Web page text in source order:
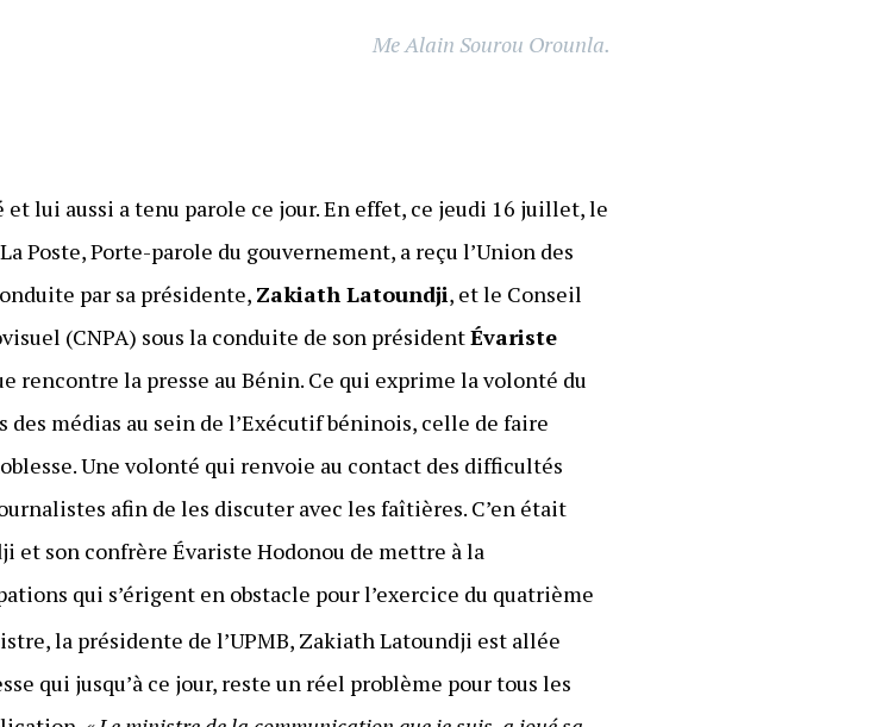
Me Alain Sourou Orounla.
et lui aussi a tenu parole ce jour. En effet, ce jeudi 16 juillet, le
Poste, Porte-parole du gouvernement, a reçu l’Union des
par sa présidente, Zakiath Latoundji, et le Conseil
(CNPA) sous la conduite de son présidentÉvariste
rencontre la presse au Bénin. Ce qui exprime la volonté du
médias au sein de l’Exécutif béninois, celle de faire
Une volonté qui renvoie au contact des difficultés
afin de les discuter avec les faîtières. C’en était
et son confrère Évariste Hodonou de mettre à la
qui s’érigent en obstacle pour l’exercice du quatrième
la présidente de l’UPMB, Zakiath Latoundji est allée
qui jusqu’à ce jour, reste un réel problème pour tous les